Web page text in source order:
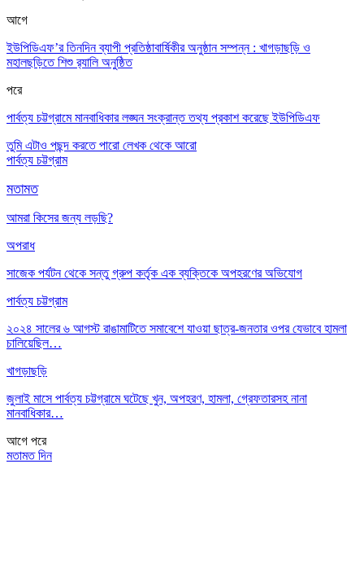
আগে
ইউপিডিএফ’র তিনদিন ব্যাপী প্রতিষ্ঠাবার্ষিকীর অনুষ্ঠান সম্পন্ন : খাগড়াছড়ি ও
মহালছড়িতে শিশু র‌্যালি অনুষ্ঠিত
পরে
পার্বত্য চট্টগ্রামে মানবাধিকার লঙ্ঘন সংক্রান্ত তথ্য প্রকাশ করেছে ইউপিডিএফ
তুমি এটাও পছন্দ করতে পারো লেখক থেকে আরো
পার্বত্য চট্টগ্রাম
মতামত
আমরা কিসের জন্য লড়ছি?
অপরাধ
সাজেক পর্যটন থেকে সন্তু গ্রুপ কর্তৃক এক ব্যক্তিকে অপহরণের অভিযোগ
পার্বত্য চট্টগ্রাম
২০২৪ সালের ৬ আগস্ট রাঙামাটিতে সমাবেশে যাওয়া ছাত্র-জনতার ওপর যেভাবে হামলা
চালিয়েছিল…
খাগড়াছড়ি
জুলাই মাসে পার্বত্য চট্টগ্রামে ঘটেছে খুন, অপহরণ, হামলা, গ্রেফতারসহ নানা
মানবাধিকার…
আগে পরে
মতামত দিন